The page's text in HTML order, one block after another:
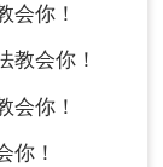
会你！
教会你！
会你！
你！